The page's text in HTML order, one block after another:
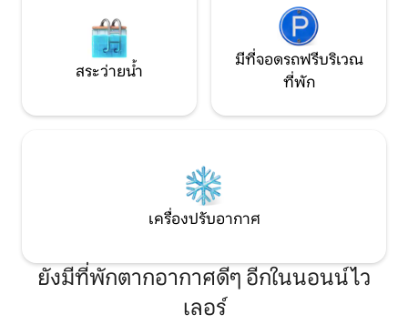
สระว่ายน้ำ
มีที่จอดรถฟรีบริเวณ
ที่พัก
เครื่องปรับอากาศ
ยังมีที่พักตากอากาศดีๆ อีกในนอนน์ไว
เลอร์